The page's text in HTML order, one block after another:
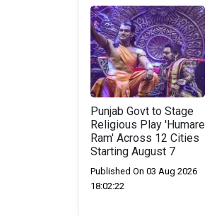
Punjab Govt to Stage
Religious Play 'Humare
Ram' Across 12 Cities
Starting August 7
Published On 03 Aug 2026
18:02:22